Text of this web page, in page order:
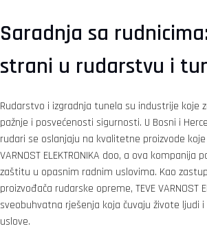
Saradnja sa
strani u rudarstvu i
Rudarstvo i izgradnja tunela su industrije koje
pažnje i posvećenosti sigurnosti. U Bosni i
rudari se oslanjaju na kvalitetne proizvode koje
VARNOST ELEKTRONIKA doo, a ova kompanija
zaštitu u opasnim radnim uslovima. Kao
proizvođača rudarske opreme, TEVE VARNOST
sveobuhvatna rješenja koja čuvaju živote ljudi
uslove.